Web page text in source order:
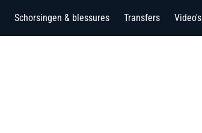
Schorsingen & blessures Transfers Video's